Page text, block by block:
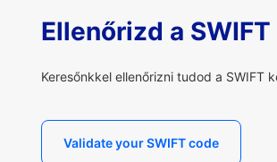
Ellenőrizd a
Keresőnkkel ellenőrizni tudod a SWIFT
Validate your SWIFT code